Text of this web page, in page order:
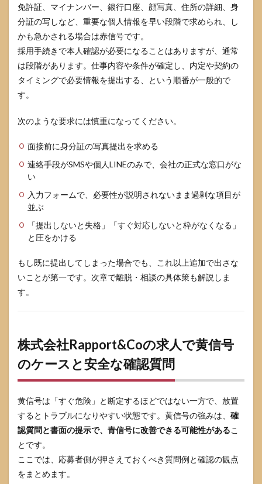
免許証、マイナンバー、銀行口座、顔写真、住所の詳細、身
分証の写しなど、重要な個人情報を早い段階で求められ、し
かも急かされる場合は赤信号です。
採用手続きで本人確認が必要になることはありますが、通常
は段階があります。仕事内容や条件が確定し、内定や契約の
タイミングで必要情報を提出する、という順番が一般的で
す。
次のような要求には慎重になってください。
面接前に身分証の写真提出を求める
連絡手段がSMSや個人LINEのみで、会社の正式な窓口がな
い
入力フォームで、必要性が説明されないまま過剰な項目が
並ぶ
「提出しないと失格」「すぐ対応しないと枠がなくなる」
と圧をかける
もし既に提出してしまった場合でも、これ以上追加で出さな
いことが第一です。次章で離脱・相談の具体策も解説しま
す。
株式会社Rapport&Coの求人で黄信号
のケースと安全な確認質問
黄信号は「すぐ危険」と断定するほどではない一方で、放置
するとトラブルになりやすい状態です。黄信号の強みは、 確
認質問と書面の提示で、青信号に改善できる可能性があるこ
とです。
ここでは、応募者側が押さえておくべき質問例と確認の観点
をまとめます。